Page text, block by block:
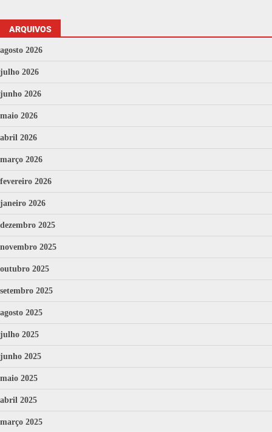
ARQUIVOS
agosto 2026
julho 2026
junho 2026
maio 2026
abril 2026
março 2026
fevereiro 2026
janeiro 2026
dezembro 2025
novembro 2025
outubro 2025
setembro 2025
agosto 2025
julho 2025
junho 2025
maio 2025
abril 2025
março 2025